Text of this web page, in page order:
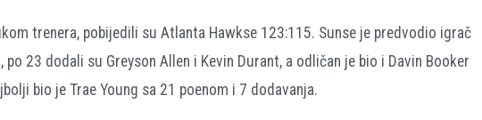
trenera, pobijedili su Atlanta Hawkse 123:115. Sunse je predvodio igrač
23 dodali su Greyson Allen i Kevin Durant, a odličan je bio i Davin Booker
bio je Trae Young sa 21 poenom i 7 dodavanja.